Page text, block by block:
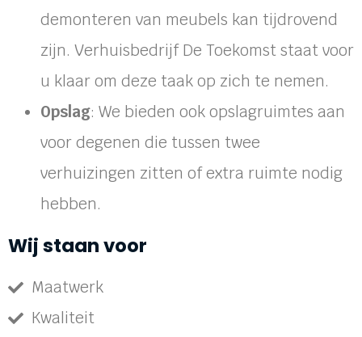
demonteren van meubels kan tijdrovend
zijn. Verhuisbedrijf De Toekomst staat voor
u klaar om deze taak op zich te nemen.
Opslag: We bieden ook opslagruimtes aan
voor degenen die tussen twee
verhuizingen zitten of extra ruimte nodig
hebben.
Wij staan voor
Maatwerk
Kwaliteit